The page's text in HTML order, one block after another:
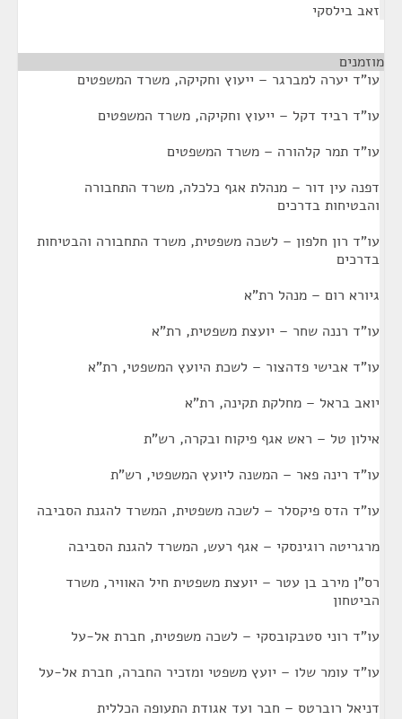
זאב בילסקי
מוזמנים
עו"ד יערה למברגר – ייעוץ וחקיקה, משרד המשפטים
עו"ד רביד דקל – ייעוץ וחקיקה, משרד המשפטים
עו"ד תמר קלהורה – משרד המשפטים
דפנה עין דור – מנהלת אגף כלכלה, משרד התחבורה
והבטיחות בדרכים
עו"ד רון חלפון – לשכה משפטית, משרד התחבורה והבטיחות
בדרכים
גיורא רום – מנהל רת"א
עו"ד רננה שחר – יועצת משפטית, רת"א
עו"ד אבישי פדהצור – לשכת היועץ המשפטי, רת"א
יואב בראל – מחלקת תקינה, רת"א
אילון טל – ראש אגף פיקוח ובקרה, רש"ת
עו"ד רינה פאר – המשנה ליועץ המשפטי, רש"ת
עו"ד הדס פיקסלר – לשכה משפטית, המשרד להגנת הסביבה
מרגריטה רוגינסקי – אגף רעש, המשרד להגנת הסביבה
רס"ן מירב בן עטר – יועצת משפטית חיל האוויר, משרד
הביטחון
עו"ד רוני סטבקובסקי – לשכה משפטית, חברת אל-על
עו"ד עומר שלו – יועץ משפטי ומזכיר החברה, חברת אל-על
דניאל רוברטס – חבר ועד אגודת התעופה הכללית